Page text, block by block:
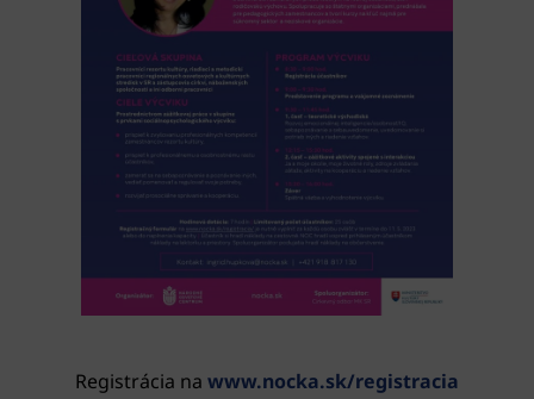
Registrácia na www.nocka.sk/registracia